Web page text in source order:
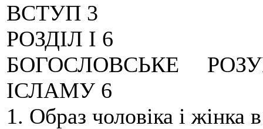
ВСТУП 3
РОЗДІЛ I 6
БОГОСЛОВСЬКЕ
ІСЛАМУ 6
1. Образ чоловіка і жінка